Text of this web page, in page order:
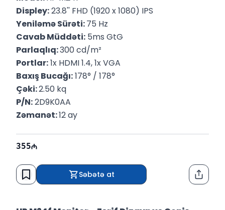
Displey: 23.8'' FHD (1920 x 1080) IPS
Yeniləmə Sürəti: 75 Hz
Cavab Müddəti: 5ms GtG
Parlaqlıq: 300 cd/m²
Portlar: 1x HDMI 1.4, 1x VGA
Baxış Bucağı: 178° / 178°
Çəki: 2.50 kq
P/N: 2D9K0AA
Zəmanət: 12 ay
355
Səbətə at